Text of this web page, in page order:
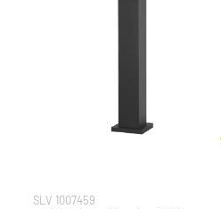
SLV 1007459